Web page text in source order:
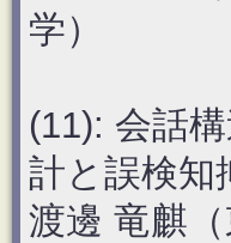
学）
(11): 会話
計と誤検知
渡邊 竜麒（